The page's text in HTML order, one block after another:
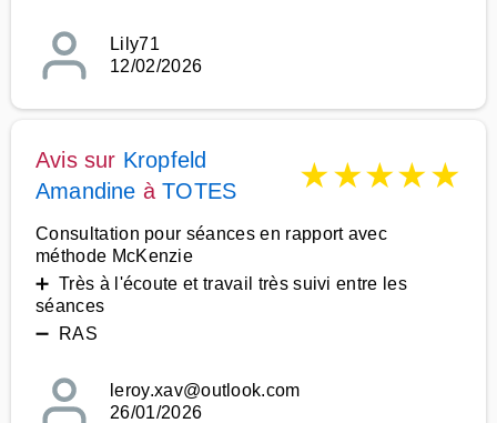
Lily71
12/02/2026
Avis sur Kropfeld
Amandine àTOTES ★★★★★
Consultation pour séances en rapport avec
méthode McKenzie
➕ Très à l'écoute et travail très suivi entre les
séances
➖ RAS
leroy.xav@outlook.com
26/01/2026